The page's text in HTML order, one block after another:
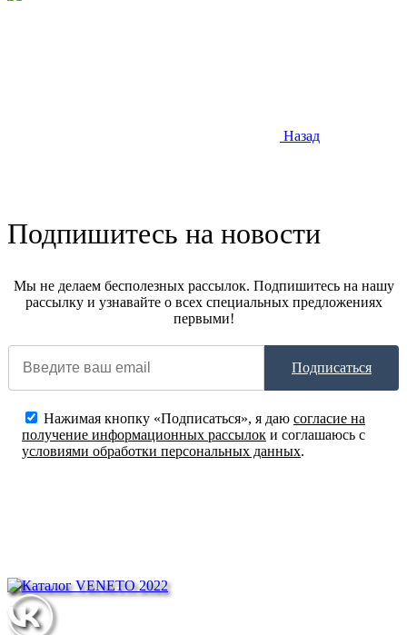
Назад
Подпишитесь на новости
Мы не делаем бесполезных рассылок. Подпишитесь на нашу
рассылку и узнавайте о всех специальных предложениях
первыми!
Подписаться
Нажимая кнопку «Подписаться», я даю согласие на
получение информационных рассылок и соглашаюсь с
условиями обработки персональных данных.